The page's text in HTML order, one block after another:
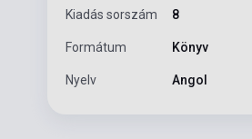
Kiadás sorszám 8
Formátum Könyv
Nyelv Angol